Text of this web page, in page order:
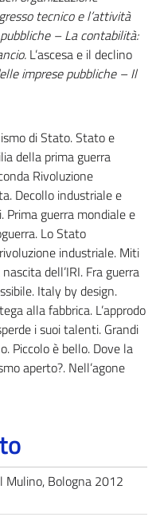
tecnico e l’attività
– La contabilità:
L’ascesa e il declino
imprese pubbliche – Il
di Stato. Stato e
della prima guerra
Rivoluzione
Decollo industriale e
guerra mondiale e
Lo Stato
industriale. Miti
dell’IRI. Fra guerra
Italy by design.
alla fabbrica. L’approdo
i suoi talenti. Grandi
Piccolo è bello. Dove la
aperto?. Nell’agone
Mulino, Bologna 2012